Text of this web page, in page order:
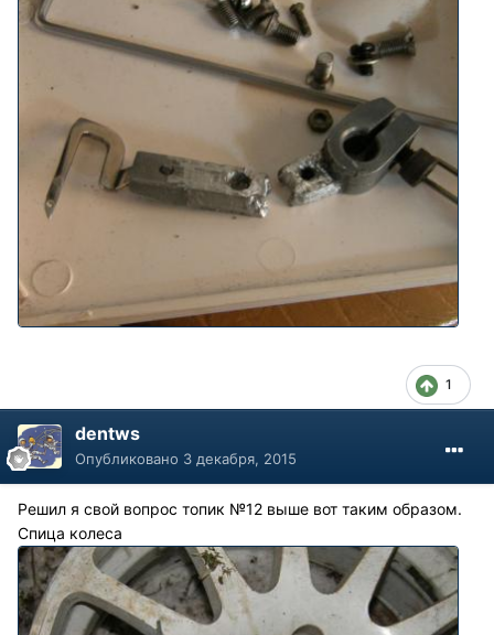
1
dentws
Опубликовано 3 декабря, 2015
Решил я свой вопрос топик №12 выше вот таким образом.
Спица колеса